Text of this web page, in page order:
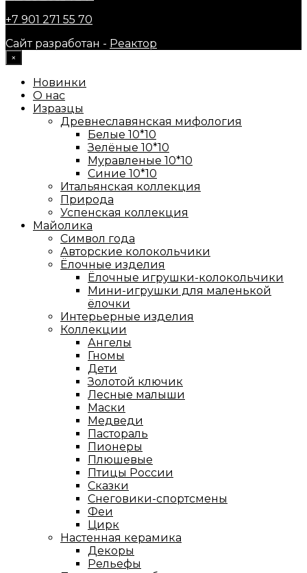
+7 901 271 55 70
Сайт разработан - Реактор
×
Новинки
О нас
Изразцы
Древнеславянская мифология
Белые 10*10
Зелёные 10*10
Муравленые 10*10
Синие 10*10
Итальянская коллекция
Природа
Успенская коллекция
Майолика
Символ года
Авторские колокольчики
Ёлочные изделия
Ёлочные игрушки-колокольчики
Мини-игрушки для маленькой
ёлочки
Интерьерные изделия
Коллекции
Ангелы
Гномы
Дети
Золотой ключик
Лесные малыши
Маски
Медведи
Пастораль
Пионеры
Плюшевые
Птицы России
Сказки
Снеговики-спортсмены
Феи
Цирк
Настенная керамика
Декоры
Рельефы